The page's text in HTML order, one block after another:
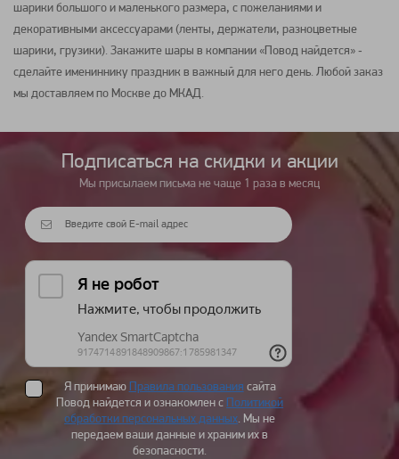
шарики большого и маленького размера, с пожеланиями и
декоративными аксессуарами (ленты, держатели, разноцветные
шарики, грузики). Закажите шары в компании «Повод найдется» ‑
сделайте имениннику праздник в важный для него день. Любой заказ
мы доставляем по Москве до МКАД.
Подписаться на cкидки и акции
Мы присылаем письма не чаще 1 раза в месяц
Я принимаю Правила пользования сайта
Повод найдется и ознакомлен с Политикой
обработки персональных данных. Мы не
передаем ваши данные и храним их в
безопасности.